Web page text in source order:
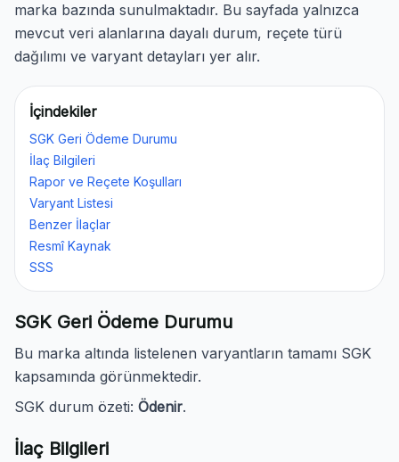
marka bazında sunulmaktadır. Bu sayfada yalnızca
mevcut veri alanlarına dayalı durum, reçete türü
dağılımı ve varyant detayları yer alır.
İçindekiler
SGK Geri Ödeme Durumu
İlaç Bilgileri
Rapor ve Reçete Koşulları
Varyant Listesi
Benzer İlaçlar
Resmî Kaynak
SSS
SGK Geri Ödeme Durumu
Bu marka altında listelenen varyantların tamamı SGK
kapsamında görünmektedir.
SGK durum özeti: Ödenir.
İlaç Bilgileri